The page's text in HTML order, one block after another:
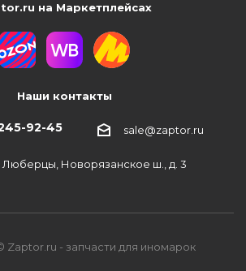
на Маркетплейсах
Наши контакты
92-45 sale@zaptor.ru
Новорязанское ш., д. 3
Zaptor.ru - запчасти для иномарок